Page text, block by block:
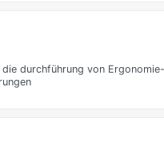
durchführung von